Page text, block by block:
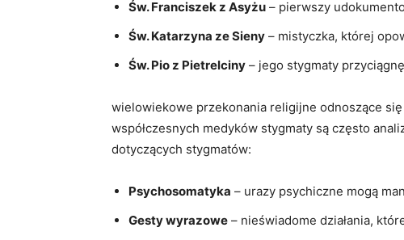
Św. ‌Franciszek z Asyżu – pierwszy⁤
Św. Katarzyna ze Sieny – mistyczka, której
Św. Pio z Pietrelciny – jego stygmaty
wielowiekowe przekonania religijne odnoszące
współczesnych medyków stygmaty⁣ są ⁢często
dotyczących stygmatów:
Psychosomatyka – urazy psychiczne mogą
Gesty wyrazowe – nieświadome działania,